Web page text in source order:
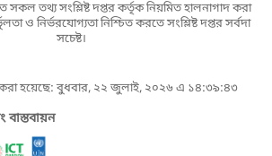
সেবা সংক্রান্ত
সংক্রান্ত হটলাইন
সকল তথ্য সংশ্লিষ্ট দপ্তর কর্তৃক নিয়মিত হালনাগাদ করা
ও নির্ভরযোগ্যতা নিশ্চিত করতে সংশ্লিষ্ট দপ্তর সর্বদা
সচেষ্ট।
করা হয়েছে: বুধবার, ২২ জুলাই, ২০২৬ এ ১৪:৩৯:৪৩
বাস্তবায়ন